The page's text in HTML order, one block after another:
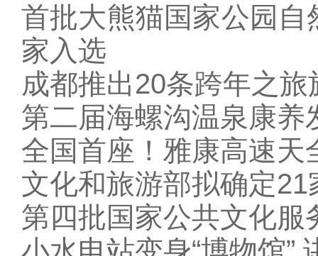
首批大熊猫国家公园
家入选
成都推出20条跨年之旅
第二届海螺沟温泉康
全国首座！雅康高速天
文化和旅游部拟确定21
第四批国家公共文化